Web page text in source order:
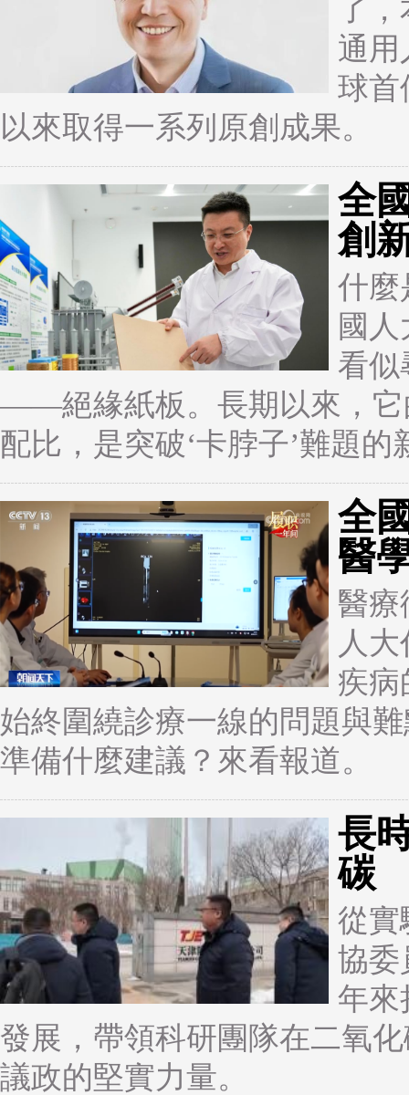
了
通用
球首
以來取得一系列原創成果。
全
創
什麼
國
看似
——絕緣紙板。長期以來，它
配比，是突破‘卡脖子’難題的
全
醫
醫療
人
疾病
始終圍繞診療一線的問題與
準備什麼建議？來看報道。
長
碳
從實
協委
年來
發展，帶領科研團隊在二氧
議政的堅實力量。